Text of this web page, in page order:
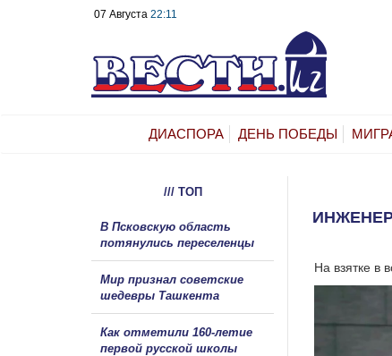
07 Августа 22:11
ДИАСПОРА ДЕНЬ ПОБЕДЫ
На взятке в
/// ТОП
В Псковскую область
потянулись переселенцы
Мир признал советские
шедевры Ташкента
Как отметили 160-летие
первой русской школы